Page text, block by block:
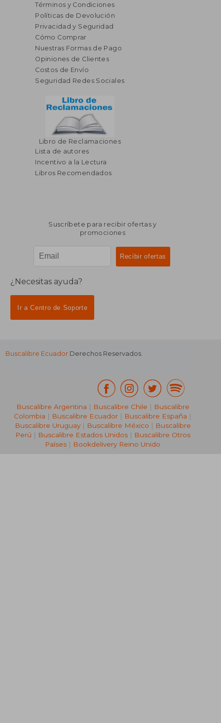
45%
dcto.
$ 458.25
$ 252.04
Términos y Condiciones
Políticas de Devolución
Privacidad y Seguridad
Cómo Comprar
Nuestras Formas de Pago
Opiniones de Clientes
Costos de Envío
Seguridad Redes Sociales
Libro de Reclamaciones
Lista de autores
Incentivo a la Lectura
Libros Recomendados
Suscríbete para recibir ofertas y
promociones
¿Necesitas ayuda?
Ir a Centro de Soporte
Buscalibre Ecuador Derechos Reservados.
Buscalibre Argentina | Buscalibre Chile | Buscalibre
Colombia | Buscalibre Ecuador | Buscalibre España |
Buscalibre Uruguay| Buscalibre México | Buscalibre
Perú | Buscalibre Estados Unidos| Buscalibre Otros
Países | Bookdelivery Reino Unido